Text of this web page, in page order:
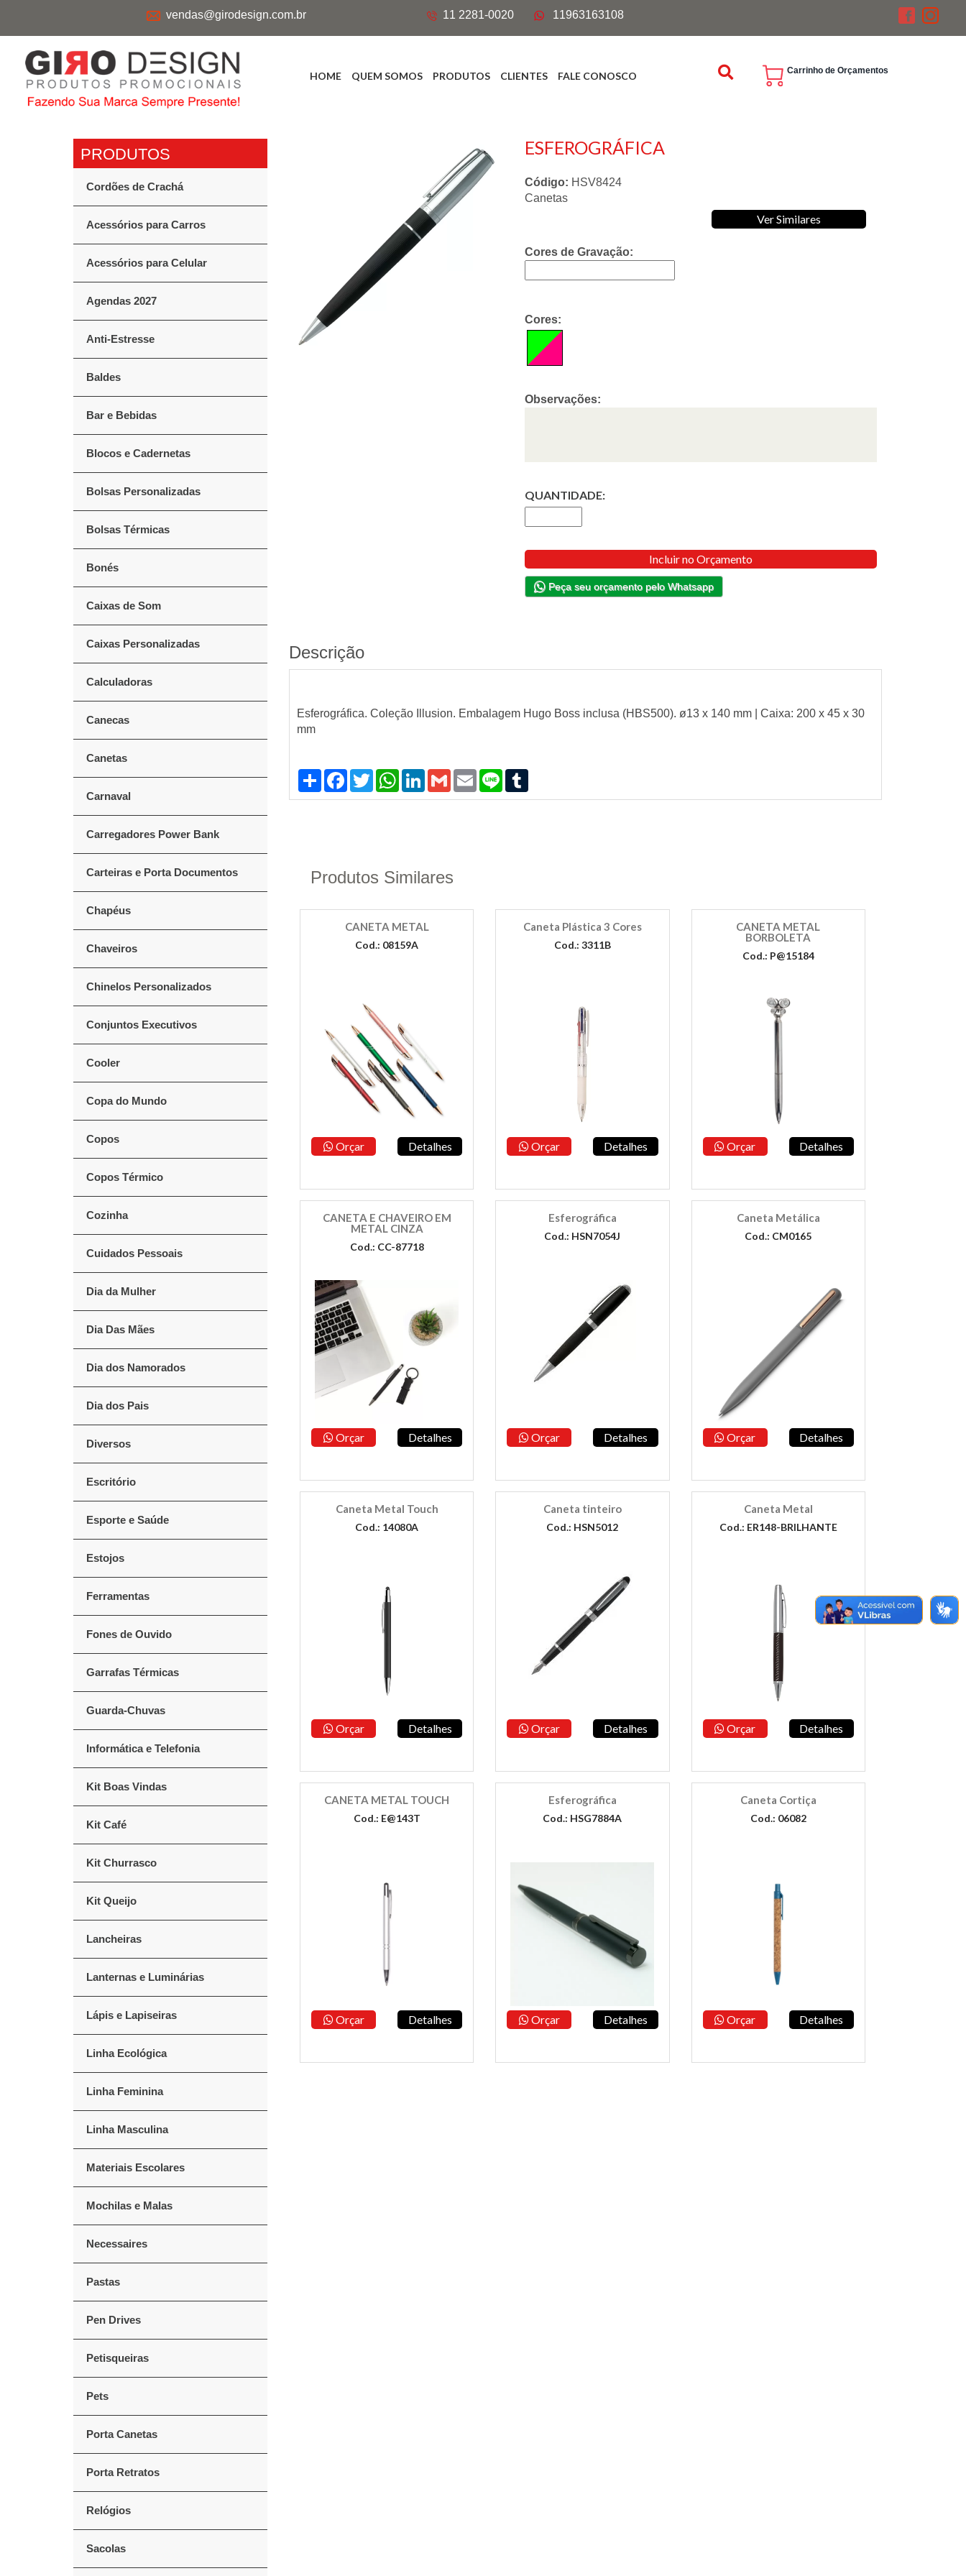
vendas@girodesign.com.br 11 2281-0020 11963163108
HOME QUEM SOMOS PRODUTOS CLIENTES FALE CONOSCO Carrinho de Orçamentos
Cordões de Crachá
Acessórios para Carros
Acessórios para Celular
Agendas 2027
Anti-Estresse
Baldes
Bar e Bebidas
Blocos e Cadernetas
Bolsas Personalizadas
Bolsas Térmicas
Bonés
Caixas de Som
Caixas Personalizadas
Calculadoras
Canecas
Canetas
Carnaval
Carregadores Power Bank
Carteiras e Porta Documentos
Chapéus
Chaveiros
Chinelos Personalizados
Conjuntos Executivos
Cooler
Copa do Mundo
Copos
Copos Térmico
Cozinha
Cuidados Pessoais
Dia da Mulher
Dia Das Mães
Dia dos Namorados
Dia dos Pais
Diversos
Escritório
Esporte e Saúde
Estojos
Ferramentas
Fones de Ouvido
Garrafas Térmicas
Guarda-Chuvas
Informática e Telefonia
Kit Boas Vindas
Kit Café
Kit Churrasco
Kit Queijo
Lancheiras
Lanternas e Luminárias
Lápis e Lapiseiras
Linha Ecológica
Linha Feminina
Linha Masculina
Materiais Escolares
Mochilas e Malas
Necessaires
Pastas
Pen Drives
Petisqueiras
Pets
Porta Canetas
Porta Retratos
Relógios
Sacolas
ESFEROGRÁFICA
Código: HSV8424
Canetas
Ver Similares
Cores de Gravação:
Cores:
Observações:
QUANTIDADE:
Incluir no Orçamento
Peça seu orçamento pelo Whatsapp
Descrição
Esferográfica. Coleção Illusion. Embalagem Hugo Boss inclusa (HBS500). ø13 x 140 mm | Caixa: 200 x 45 x 30
mm
Compartilhar
Facebook
TwitterWhatsApp
LinkedIn
GmailEmailLine
Produtos Similares
CANETA METAL
Cod.: 08159A
Orçar Detalhes
Caneta Plástica 3 Cores
Cod.: 3311B
Orçar Detalhes
CANETA METAL
BORBOLETA
Cod.: P@15184
Orçar Detalhes
CANETA E CHAVEIRO EM
METAL CINZA
Cod.: CC-87718
Orçar Detalhes
Esferográfica
Cod.: HSN7054J
Orçar Detalhes
Caneta Metálica
Cod.: CM0165
Orçar Detalhes
Caneta Metal Touch
Cod.: 14080A
Orçar Detalhes
Caneta tinteiro
Cod.: HSN5012
Orçar Detalhes
Caneta Metal
Cod.: ER148-BRILHANTE
Orçar Detalhes
CANETA METAL TOUCH
Cod.: E@143T
Orçar Detalhes
Esferográfica
Cod.: HSG7884A
Orçar Detalhes
Caneta Cortiça
Cod.: 06082
Orçar Detalhes